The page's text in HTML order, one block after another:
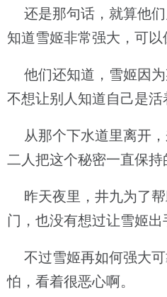
还是那句话，就算他
知道雪姬非常强大，可以
他们还知道，雪姬因为
不想让别人知道自己是活
从那个下水道里离开，
二人把这个秘密一直保持
昨天夜里，井九为了帮
门，也没有想过让雪姬出
不过雪姬再如何强大
怕，看着很恶心啊。